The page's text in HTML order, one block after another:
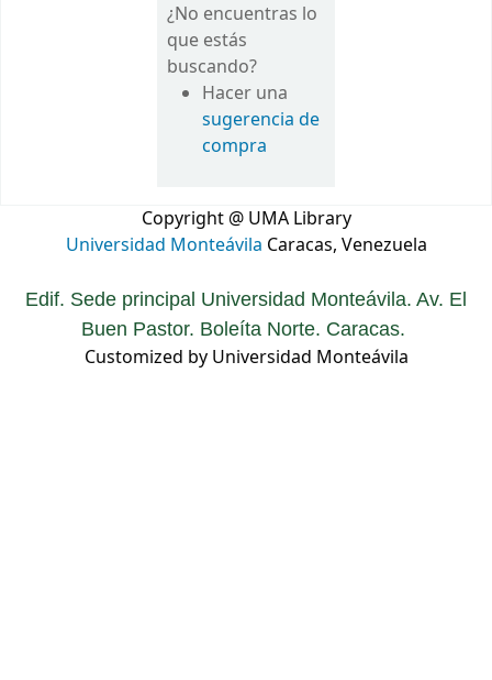
¿No encuentras lo
que estás
buscando?
Hacer una
sugerencia de
compra
Copyright @ UMA Library
Universidad Monteávila Caracas, Venezuela
Edif. Sede principal Universidad Monteávila. Av. El
Buen Pastor. Boleíta Norte. Caracas.
Customized by Universidad Monteávila